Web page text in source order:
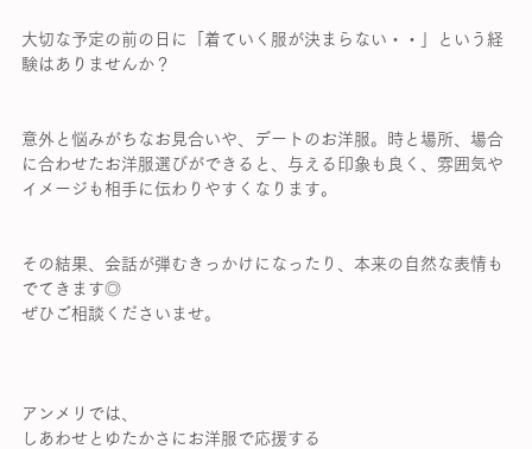
大切な予定の前の日に「着ていく服が決まらない・・」という経
験はありませんか？
意外と悩みがちなお見合いや、デートのお洋服。時と場所、場合
に合わせたお洋服選びができると、与える印象も良く、雰囲気や
イメージも相手に伝わりやすくなります。
その結果、会話が弾むきっかけになったり、本来の自然な表情も
でてきます◎
ぜひご相談くださいませ。
アンメリでは、
しあわせとゆたかさにお洋服で応援する